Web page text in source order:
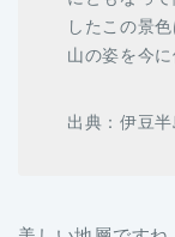
したこの景
山の姿を今
出典：伊豆